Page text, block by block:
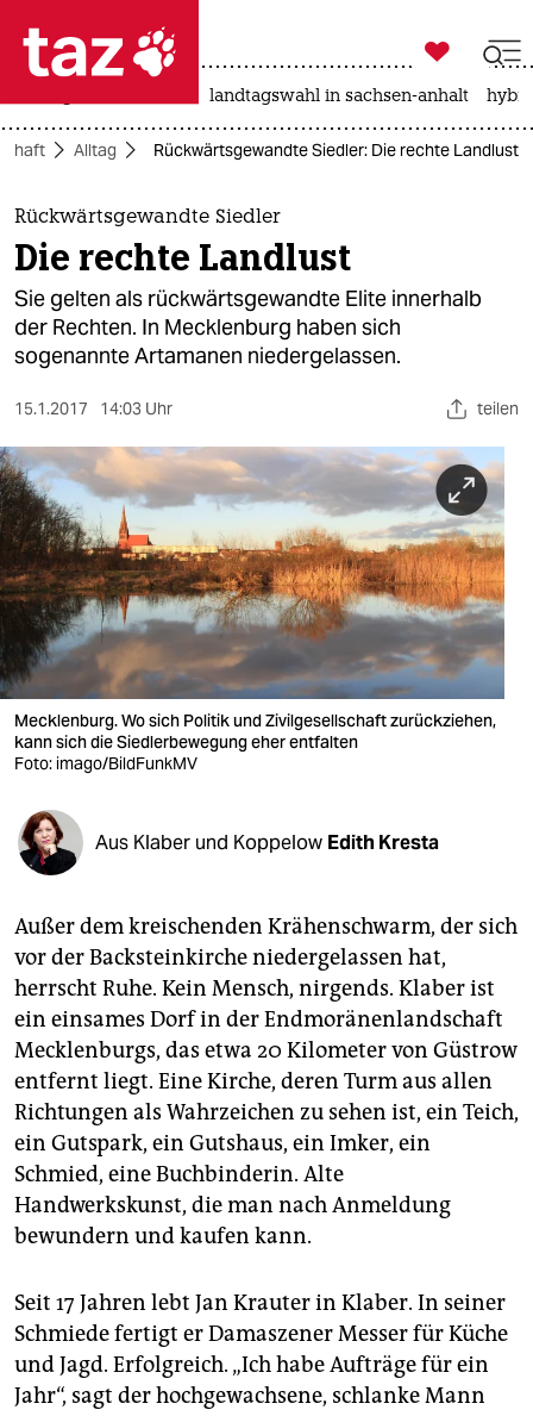
 taz zahl ich
taz zahl ich
themen
politik
öko
gesellschaft
sport
berlin
nord
wahrheit
verlag
verlag
shop
fragen & hilfe
unterstützen
abo
genossenschaft
epaper login

taz zahl ich
landtagswahl in sachsen-anhalt
Alltag Rückwärtsgewandte Siedler: Die rechte Landlust
Rückwärtsgewandte Siedler
Die rechte Landlust
Sie gelten als rückwärtsgewandte Elite innerhalb
der Rechten. In Mecklenburg haben sich
sogenannte Artamanen niedergelassen.
15.1.2017 14:03 Uhr teilen
Mecklenburg. Wo sich Politik und Zivilgesellschaft zurückziehen,
kann sich die Siedlerbewegung eher entfalten
Foto: imago/BildFunkMV
Aus Klaber und Koppelow Edith Kresta
Außer dem kreischenden Krähenschwarm, der sich
vor der Backsteinkirche niedergelassen hat,
herrscht Ruhe. Kein Mensch, nirgends. Klaber ist
ein einsames Dorf in der Endmoränenlandschaft
Mecklenburgs, das etwa 20 Kilometer von Güstrow
entfernt liegt. Eine Kirche, deren Turm aus allen
Richtungen als Wahrzeichen zu sehen ist, ein Teich,
ein Gutspark, ein Gutshaus, ein Imker, ein
Schmied, eine Buchbinderin. Alte
Handwerkskunst, die man nach Anmeldung
bewundern und kaufen kann.
Seit 17 Jahren lebt Jan Krauter in Klaber. In seiner
Schmiede fertigt er Damaszener Messer für Küche
und Jagd. Erfolgreich. „Ich habe Aufträge für ein
Jahr“, sagt der hochgewachsene, schlanke Mann